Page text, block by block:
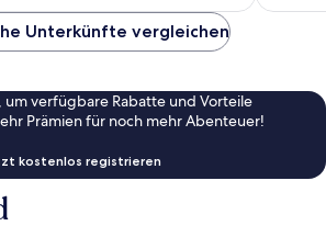
Unterkünfte vergleichen
um verfügbare Rabatte und Vorteile
Prämien für noch mehr Abenteuer!
kostenlos registrieren